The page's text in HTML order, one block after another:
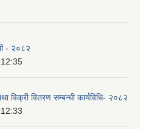
- २०८२
विक्री वितरण सम्बन्धी कार्यविधि- २०८२